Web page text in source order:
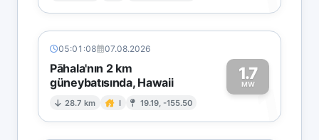
05:01:08 07.08.2026
Pāhala'nın 2 km
güneybatısında, Hawaii
28.7 km I 19.19, -155.50
1.7
MW1